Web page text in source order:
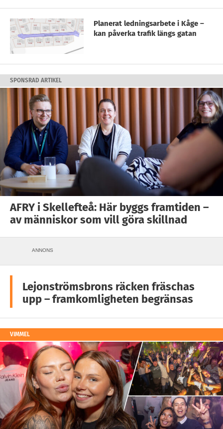
Planerat ledningsarbete i Kåge –
kan påverka trafik längs gatan
SPONSRAD ARTIKEL
AFRY i Skellefteå: Här byggs framtiden –
av människor som vill göra skillnad
ANNONS
Lejonströmsbrons räcken fräschas
upp – framkomligheten begränsas
VIMMEL